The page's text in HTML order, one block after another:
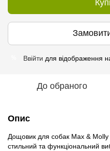
Ввійти для відображення
До обраного
Опис
Дощовик для собак Max &
стильний та функціональний